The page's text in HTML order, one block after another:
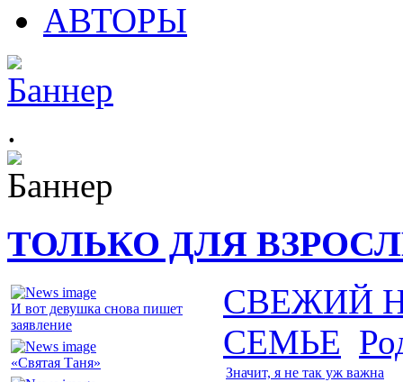
АВТОРЫ
.
ТОЛЬКО ДЛЯ
И вот девушка снова пишет
заявление
«Святая Таня»
СВЕЖИЙ
СЕМЬЕ
Значит, я не так уж важна